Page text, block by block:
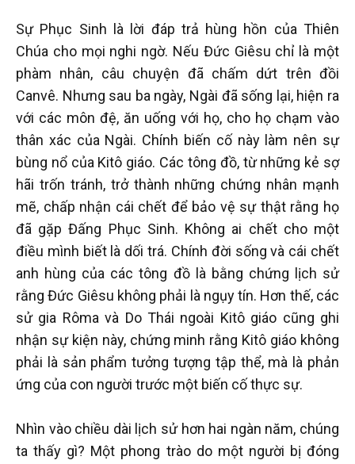
Sự Phục Sinh là lời đáp trả hùng hồn của Thiên
Chúa cho mọi nghi ngờ. Nếu Đức Giêsu chỉ là một
phàm nhân, câu chuyện đã chấm dứt trên đồi
Canvê. Nhưng sau ba ngày, Ngài đã sống lại, hiện ra
với các môn đệ, ăn uống với họ, cho họ chạm vào
thân xác của Ngài. Chính biến cố này làm nên sự
bùng nổ của Kitô giáo. Các tông đồ, từ những kẻ sợ
hãi trốn tránh, trở thành những chứng nhân mạnh
mẽ, chấp nhận cái chết để bảo vệ sự thật rằng họ
đã gặp Đấng Phục Sinh. Không ai chết cho một
điều mình biết là dối trá. Chính đời sống và cái chết
anh hùng của các tông đồ là bằng chứng lịch sử
rằng Đức Giêsu không phải là ngụy tín. Hơn thế, các
sử gia Rôma và Do Thái ngoài Kitô giáo cũng ghi
nhận sự kiện này, chứng minh rằng Kitô giáo không
phải là sản phẩm tưởng tượng tập thể, mà là phản
ứng của con người trước một biến cố thực sự.
Nhìn vào chiều dài lịch sử hơn hai ngàn năm, chúng
ta thấy gì? Một phong trào do một người bị đóng